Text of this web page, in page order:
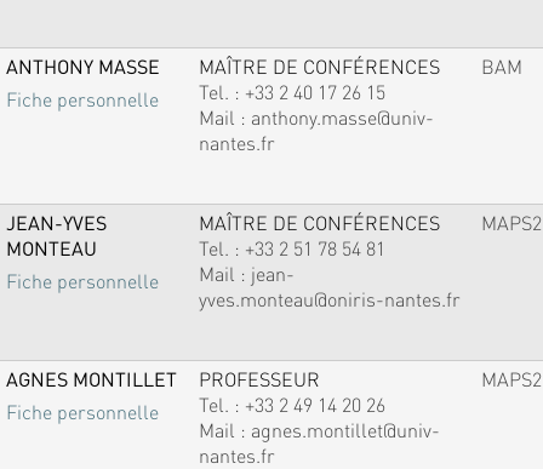
ANTHONY MASSE
Fiche personnelle
MAÎTRE DE CONFÉRENCES
Tel. : +33 2 40 17 26 15
Mail : anthony.masse@univ-
nantes.fr
BAM
JEAN-YVES
MONTEAU
Fiche personnelle
MAÎTRE DE CONFÉRENCES
Tel. : +33 2 51 78 54 81
Mail : jean-
yves.monteau@oniris-nantes.fr
MAPS2
AGNES MONTILLET
Fiche personnelle
PROFESSEUR
Tel. : +33 2 49 14 20 26
Mail : agnes.montillet@univ-
nantes.fr
MAPS2